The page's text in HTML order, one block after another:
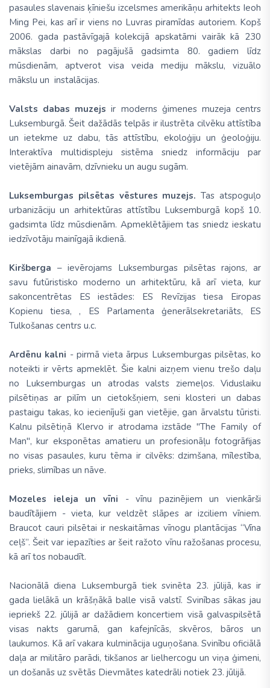
pasaules slavenais ķīniešu izcelsmes amerikāņu arhitekts Ieoh
Ming Pei, kas arī ir viens no Luvras piramīdas autoriem. Kopš
2006. gada pastāvīgajā kolekcijā apskatāmi vairāk kā 230
mākslas darbi no pagājušā gadsimta 80. gadiem līdz
mūsdienām, aptverot visa veida mediju mākslu, vizuālo
mākslu un instalācijas.
Valsts dabas muzejsir moderns ģimenes muzeja centrs
Luksemburgā. Šeit dažādās telpās ir ilustrēta cilvēku attīstība
un ietekme uz dabu, tās attīstību, ekoloģiju un ģeoloģiju.
Interaktīva multidispleju sistēma sniedz informāciju par
vietējām ainavām, dzīvnieku un augu sugām.
Luksemburgas pilsētas vēstures muzejs.Tas atspoguļo
urbanizāciju un arhitektūras attīstību Luksemburgā kopš 10.
gadsimta līdz mūsdienām. Apmeklētājiem tas sniedz ieskatu
iedzīvotāju mainīgajā ikdienā.
Kiršberga – ievērojams Luksemburgas pilsētas rajons, ar
savu futūristisko moderno un arhitektūru, kā arī vieta, kur
sakoncentrētas ES iestādes: ES Revīzijas tiesa Eiropas
Kopienu tiesa, , ES Parlamenta ģenerālsekretariāts, ES
Tulkošanas centrs u.c.
Ardēnu kalni - pirmā vieta ārpus Luksemburgas pilsētas, ko
noteikti ir vērts apmeklēt. Šie kalni aizņem vienu trešo daļu
no Luksemburgas un atrodas valsts ziemeļos. Viduslaiku
pilsētiņas ar pilīm un cietokšņiem, seni klosteri un dabas
pastaigu takas, ko iecienījuši gan vietējie, gan ārvalstu tūristi.
Kalnu pilsētiņā Klervo ir atrodama izstāde "The Family of
Man", kur eksponētas amatieru un profesionāļu fotogrāfijas
no visas pasaules, kuru tēma ir cilvēks: dzimšana, mīlestība,
prieks, slimības un nāve.
Mozeles ieleja un vīni - vīnu pazinējiem un vienkārši
baudītājiem - vieta, kur veldzēt slāpes ar izciliem vīniem.
Braucot cauri pilsētai ir neskaitāmas vīnogu plantācijas “Vīna
ceļš”. Šeit var iepazīties ar šeit ražoto vīnu ražošanas procesu,
kā arī tos nobaudīt.
Nacionālā diena Luksemburgā tiek svinēta 23. jūlijā, kas ir
gada lielākā un krāšņākā balle visā valstī. Svinības sākas jau
iepriekš 22. jūlijā ar dažādiem koncertiem visā galvaspilsētā
visas nakts garumā, gan kafejnīcās, skvēros, bāros un
laukumos. Kā arī vakara kulminācija uguņošana. Svinību oficiālā
daļa ar militāro parādi, tikšanos ar lielhercogu un viņa ģimeni,
un došanās uz svētās Dievmātes katedrāli notiek 23. jūlijā.